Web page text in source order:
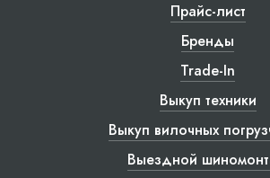
Прайс-лист
Бренды
Trade-In
Выкуп техники
Выкуп вилочных
Выездной